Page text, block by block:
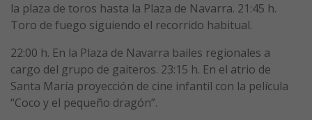
la plaza de toros hasta la Plaza de Navarra. 21:45 h.
Toro de fuego siguiendo el recorrido habitual.
22:00 h. En la Plaza de Navarra bailes regionales a
cargo del grupo de gaiteros. 23:15 h. En el atrio de
Santa María proyección de cine infantil con la película
“Coco y el pequeño dragón”.